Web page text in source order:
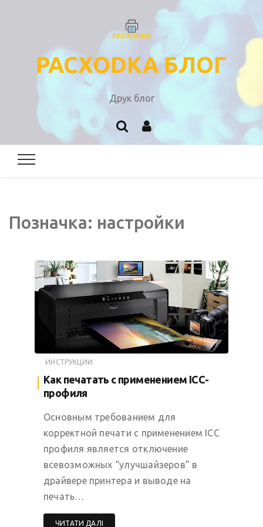
PACXODKA БЛОГ
Друк блог
Позначка: настройки
ИНСТРУКЦИИ
Как печатать с применением ICC-
профиля
Основным требованием для
корректной печати с применением ICC
профиля является отключение
всевозможных “улучшайзеров” в
драйвере принтера и выводе на
печать…
ЧИТАТИ ДАЛІ